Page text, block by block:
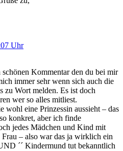
Uhr
Kommentar den du bei mir
immer sehr wenn sich auch die
zu Wort melden. Es ist doch
wer so alles mitliest.
wohl eine Prinzessin aussieht – das
konkret, aber ich finde
jedes Mädchen und Kind mit
Frau – also war das ja wirklich ein
´´ Kindermund tut bekanntlich